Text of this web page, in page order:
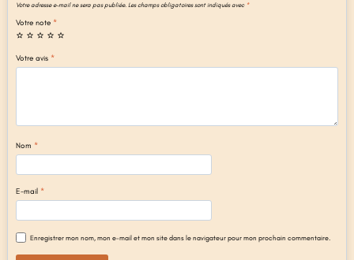
Votre adresse e-mail ne sera pas publiée. Les champs obligatoires sont indiqués avec *
Votre note *
Votre avis *
Nom *
E-mail *
Enregistrer mon nom, mon e-mail et mon site dans le navigateur pour mon prochain commentaire.